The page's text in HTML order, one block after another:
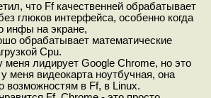
что Ff качественней обрабатывает
глюков интерфейса, особенно когда
инфы на экране,
обрабатывает математические
Cpu.
меня лидирует Google Chrome, но это
меня видеокарта ноутбучная, она
возможностям в Ff, в Linux.